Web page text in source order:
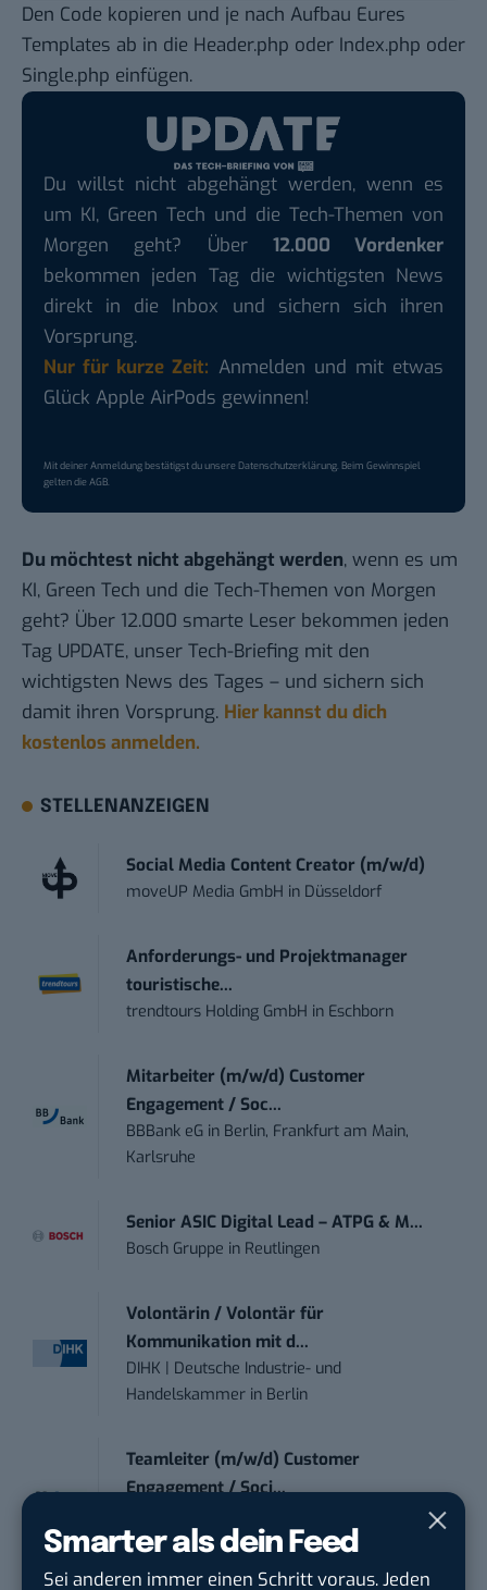
Smarter als dein Feed
Sei anderen immer einen Schritt voraus. Jeden
Den Code kopieren und je nach Aufbau Eures
Templates ab in die Header.php oder Index.php oder
Single.php einfügen.
Du willst nicht abgehängt werden, wenn es
um KI, Green Tech und die Tech-Themen von
Morgen geht? Über 12.000 Vordenker
bekommen jeden Tag die wichtigsten News
direkt in die Inbox und sichern sich ihren
Vorsprung.
Nur für kurze Zeit: Anmelden und mit etwas
Glück Apple AirPods gewinnen!
Mit deiner Anmeldung bestätigst du unsereDatenschutzerklärung. Beim Gewinnspiel
gelten dieAGB.
Du möchtest nicht abgehängt werden, wenn es um
KI, Green Tech und die Tech-Themen von Morgen
geht? Über 12.000 smarte Leser bekommen jeden
Tag UPDATE, unser Tech-Briefing mit den
wichtigsten News des Tages – und sichern sich
damit ihren Vorsprung. Hier kannst du dich
kostenlos anmelden.
STELLENANZEIGEN
Social Media Content Creator (m/w/d)
moveUP Media GmbH in Düsseldorf
Anforderungs- und Projektmanager
touristische...
trendtours Holding GmbH in Eschborn
Mitarbeiter (m/w/d) Customer
Engagement / Soc...
BBBank eG in Berlin, Frankfurt am Main,
Karlsruhe
Senior ASIC Digital Lead – ATPG & M...
Bosch Gruppe in Reutlingen
Volontärin / Volontär für
Kommunikation mit d...
DIHK | Deutsche Industrie- und
Handelskammer in Berlin
Teamleiter (m/w/d) Customer
Engagement / Soci...
Karlsruhe